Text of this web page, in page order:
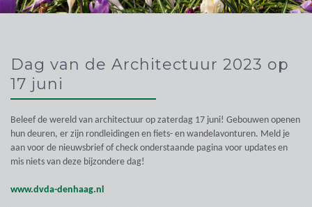
Dag van de Architectuur 2023 op
17 juni
Beleef de wereld van architectuur op zaterdag 17 juni! Gebouwen openen
hun deuren, er zijn rondleidingen en fiets- en wandelavonturen. Meld je
aan voor de nieuwsbrief of check onderstaande pagina voor updates en
mis niets van deze bijzondere dag!
www.dvda-denhaag.nl